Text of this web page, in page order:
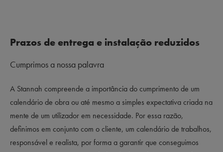
Prazos de entrega e instalação reduzidos
Cumprimos a nossa palavra
A Stannah compreende a importância do cumprimento de um
calendário de obra ou até mesmo a simples expectativa criada na
mente de um utilizador em necessidade. Por essa razão,
definimos em conjunto com o cliente, um calendário de trabalhos,
responsável e realista, por forma a garantir que conseguimos